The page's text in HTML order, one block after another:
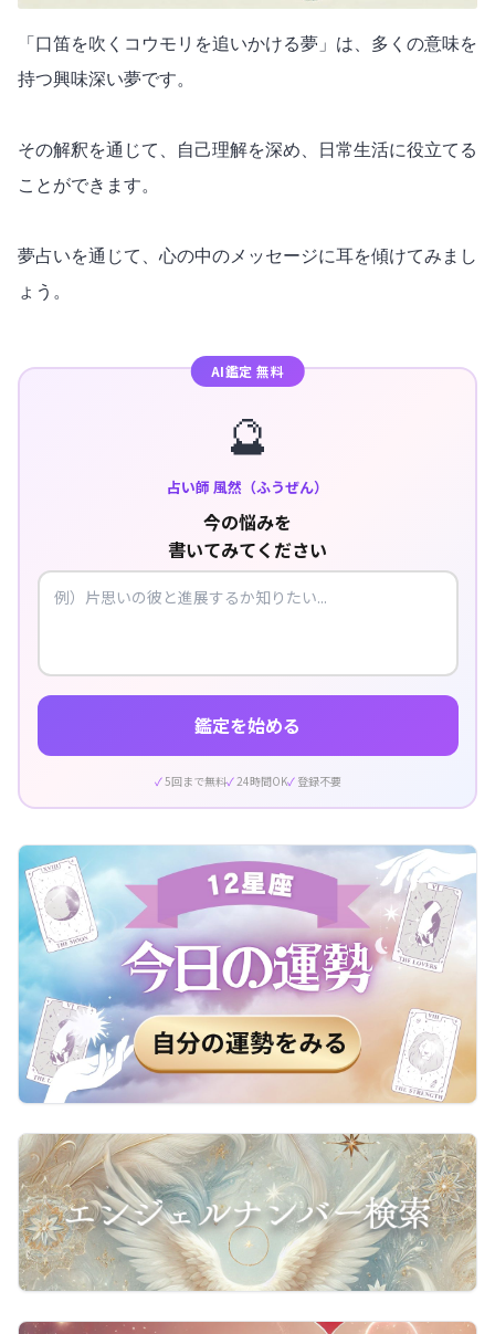
「口笛を吹くコウモリを追いかける夢」は、多くの意味を
持つ興味深い夢です。
その解釈を通じて、自己理解を深め、日常生活に役立てる
ことができます。
夢占いを通じて、心の中のメッセージに耳を傾けてみまし
ょう。
AI鑑定 無料
🔮
占い師 風然（ふうぜん）
今の悩みを
書いてみてください
鑑定を始める
5回まで無料 24時間OK 登録不要